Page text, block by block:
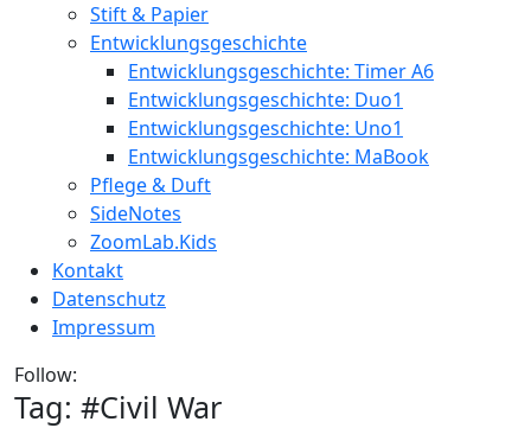
Stift & Papier
Entwicklungsgeschichte
Entwicklungsgeschichte: Timer A6
Entwicklungsgeschichte: Duo1
Entwicklungsgeschichte: Uno1
Entwicklungsgeschichte: MaBook
Pflege & Duft
SideNotes
ZoomLab.Kids
Kontakt
Datenschutz
Impressum
Follow:
Tag: #Civil War